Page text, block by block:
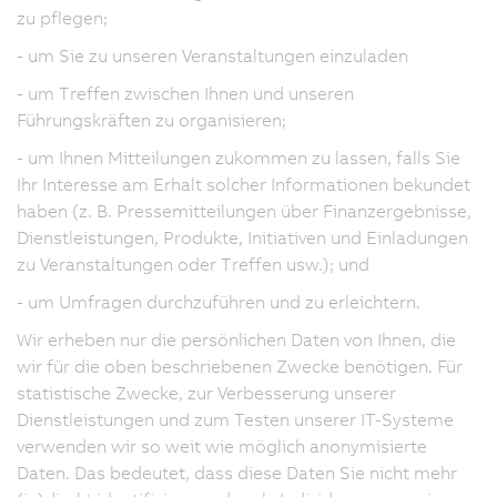
zu pflegen;
- um Sie zu unseren Veranstaltungen einzuladen
- um Treffen zwischen Ihnen und unseren
Führungskräften zu organisieren;
- um Ihnen Mitteilungen zukommen zu lassen, falls Sie
Ihr Interesse am Erhalt solcher Informationen bekundet
haben (z. B. Pressemitteilungen über Finanzergebnisse,
Dienstleistungen, Produkte, Initiativen und Einladungen
zu Veranstaltungen oder Treffen usw.); und
- um Umfragen durchzuführen und zu erleichtern.
Wir erheben nur die persönlichen Daten von Ihnen, die
wir für die oben beschriebenen Zwecke benötigen. Für
statistische Zwecke, zur Verbesserung unserer
Dienstleistungen und zum Testen unserer IT-Systeme
verwenden wir so weit wie möglich anonymisierte
Daten. Das bedeutet, dass diese Daten Sie nicht mehr